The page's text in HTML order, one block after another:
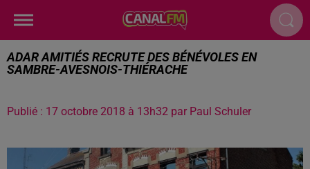
ADAR AMITIÉS RECRUTE DES BÉNÉVOLES EN
SAMBRE-AVESNOIS-THIÉRACHE
Publié : 17 octobre 2018 à 13h32 par Paul Schuler